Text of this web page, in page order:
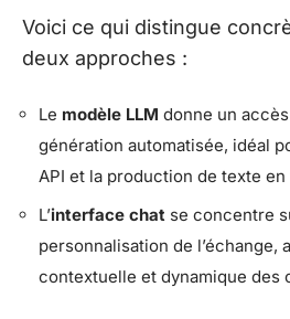
Voici ce qui distingue
deux approches :
Le modèle LLM donne un
génération automatisée, idéal
API et la production de texte en
L’interface chat se concentre
personnalisation de l’échange,
contextuelle et dynamique des